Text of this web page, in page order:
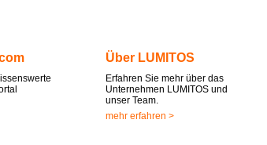
Über LUMITOS
Erfahren Sie mehr über das
Unternehmen LUMITOS und
unser Team.
mehr erfahren >